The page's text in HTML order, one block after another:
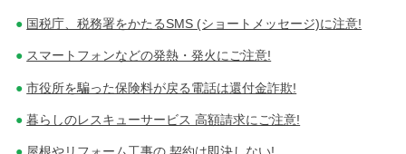
国税庁、税務署をかたるSMS (ショートメッセージ)に注意!
スマートフォンなどの発熱・発火にご注意!
市役所を騙った保険料が戻る電話は還付金詐欺!
暮らしのレスキューサービス 高額請求にご注意!